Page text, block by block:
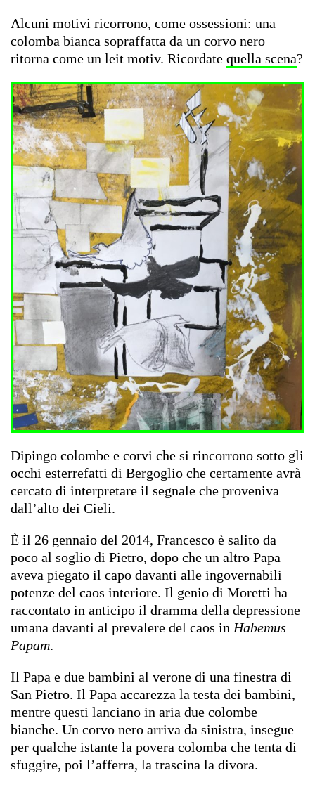
Alcuni motivi ricorrono, come ossessioni: una
colomba bianca sopraffatta da un corvo nero
ritorna come un leit motiv. Ricordate quella scena?
Dipingo colombe e corvi che si rincorrono sotto gli
occhi esterrefatti di Bergoglio che certamente avrà
cercato di interpretare il segnale che proveniva
dall’alto dei Cieli.
È il 26 gennaio del 2014, Francesco è salito da
poco al soglio di Pietro, dopo che un altro Papa
aveva piegato il capo davanti alle ingovernabili
potenze del caos interiore. Il genio di Moretti ha
raccontato in anticipo il dramma della depressione
umana davanti al prevalere del caos in Habemus
Papam.
Il Papa e due bambini al verone di una finestra di
San Pietro. Il Papa accarezza la testa dei bambini,
mentre questi lanciano in aria due colombe
bianche. Un corvo nero arriva da sinistra, insegue
per qualche istante la povera colomba che tenta di
sfuggire, poi l’afferra, la trascina la divora.